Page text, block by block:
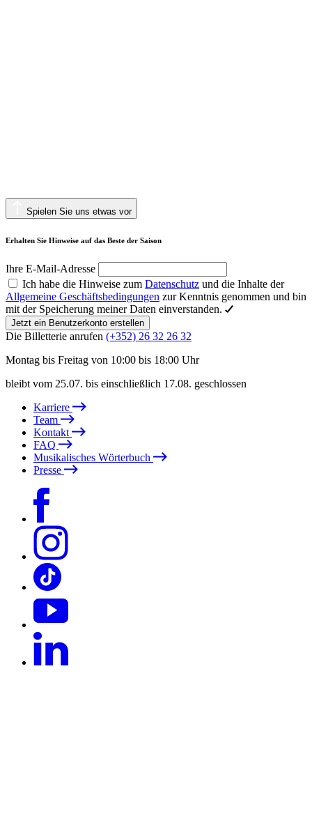
Spielen Sie uns etwas vor
Erhalten Sie Hinweise auf das Beste der Saison
Ihre E-Mail-Adresse
Ich habe die Hinweise zum Datenschutz und die Inhalte der
Allgemeine Geschäftsbedingungen zur Kenntnis genommen und bin
mit der Speicherung meiner Daten einverstanden.
Jetzt ein Benutzerkonto erstellen
Die Billetterie anrufen (+352) 26 32 26 32
Montag bis Freitag von 10:00 bis 18:00 Uhr
bleibt vom 25.07. bis einschließlich 17.08. geschlossen
Karriere
Team
Kontakt
FAQ
Musikalisches Wörterbuch
Presse